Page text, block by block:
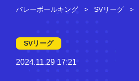
バレーボールキング SVリーグ
SVリーグ
2024.11.29 17:21